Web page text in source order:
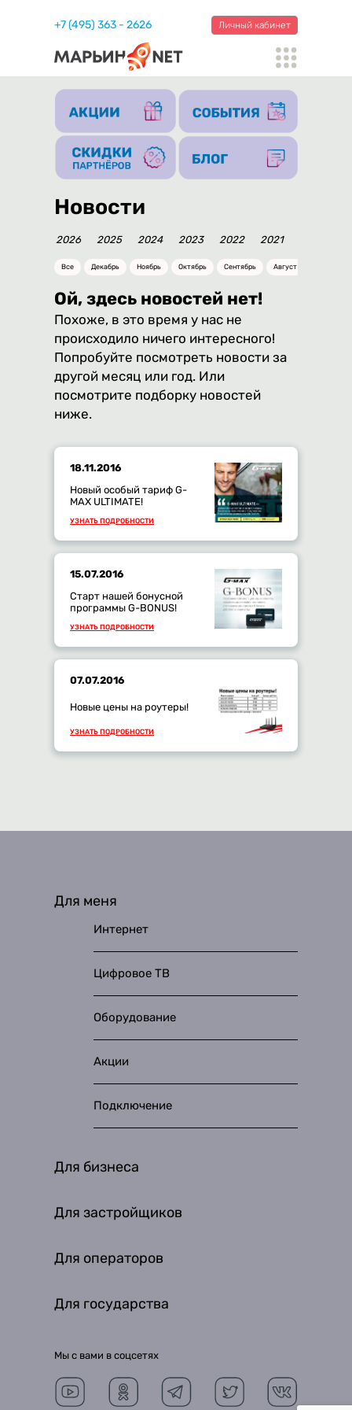
+7 (495) 363 - 2626 Личный кабинет
Новости
2026 2025 2024 2023 2022 2021
Все Декабрь Ноябрь Октябрь Сентябрь Август
Ой, здесь новостей нет!
Похоже, в это время у нас не
происходило ничего интересного!
Попробуйте посмотреть новости за
другой месяц или год. Или
посмотрите подборку новостей
ниже.
18.11.2016
Новый особый тариф G-
MAX ULTIMATE!
УЗНАТЬ ПОДРОБНОСТИ
15.07.2016
Старт нашей бонусной
программы G-BONUS!
УЗНАТЬ ПОДРОБНОСТИ
07.07.2016
Новые цены на роутеры!
УЗНАТЬ ПОДРОБНОСТИ
Для меня
Интернет
Цифровое ТВ
Оборудование
Акции
Подключение
Для бизнеса
Для застройщиков
Для операторов
Для государства
Мы с вами в соцсетях